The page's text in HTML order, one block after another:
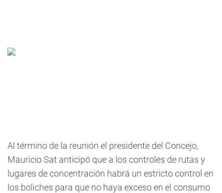
Al término de la reunión el presidente del Concejo,
Mauricio Sat anticipó que a los controles de rutas y
lugares de concentración habrá un estricto control en
los boliches para que no haya exceso en el consumo